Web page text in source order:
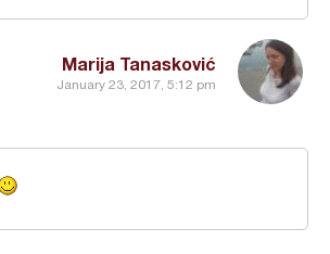
Marija Tanasković
January 23, 2017, 5:12 pm